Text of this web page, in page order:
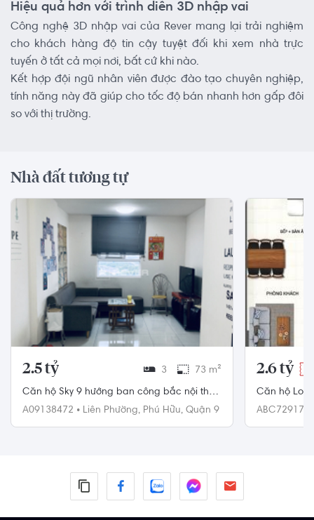
Hiệu quả hơn với trình diễn 3D nhập vai
Công nghệ 3D nhập vai của Rever mang lại trải nghiệm
cho khách hàng độ tin cậy tuyệt đối khi xem nhà trực
tuyến ở tất cả mọi nơi, bất cứ khi nào.
Kết hợp đội ngũ nhân viên được đào tạo chuyên nghiệp,
tính năng này đã giúp cho tốc độ bán nhanh hơn gấp đôi
so với thị trường.
Nhà đất tương tự
2.5 tỷ 3 73 m²
Căn hộ Sky 9 hướng ban công bắc nội thất
cơ bản diện tích 73m².
A09138472 • Liên Phường, Phú Hữu, Quận 9
2.6 tỷ
Căn hộ
mát, hướng
ABC72917